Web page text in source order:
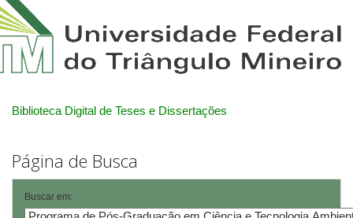
Biblioteca Digital de Teses e Dissertações
Página de Busca
Buscar em: